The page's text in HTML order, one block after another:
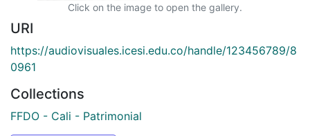
Click on the image to open the gallery.
URI
https://audiovisuales.icesi.edu.co/handle/123456789/8
0961
Collections
FFDO - Cali - Patrimonial